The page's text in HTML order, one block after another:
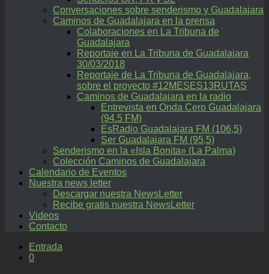
Conversaciones sobre senderismo y Guadalajara
Caminos de Guadalajara en la prensa
Colaboraciones en La Tribuna de
Guadalajara
Reportaje en La Tribuna de Guadalajara
30/03/2018
Reportaje de La Tribuna de Guadalajara,
sobre el proyecto #12MESES13RUTAS
Caminos de Guadalajara en la radio
Entrevista en Onda Cero Guadalajara
(94.5 FM)
EsRadio Guadalajara FM (106,5)
Ser Guadalajara FM (95,5)
Senderismo en la «Isla Bonita» (La Palma)
Colección Caminos de Guadalajara
Calendario de Eventos
Nuestra news letter
Descargar nuestra NewsLetter
Recibe gratis nuestra NewsLetter
Videos
Contacto
Entrada
0